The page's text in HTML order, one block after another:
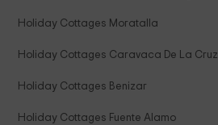
Holiday Cottages Moratalla
Holiday Cottages Caravaca De La Cruz
Holiday Cottages Benizar
Holiday Cottages Fuente Alamo